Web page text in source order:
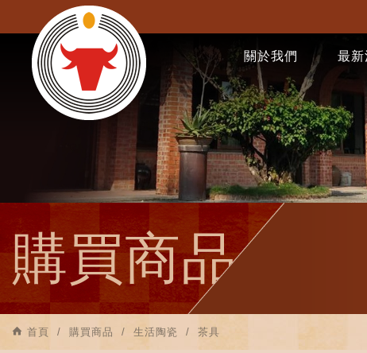
關於我們 最新
購買商品
首頁 購買商品 生活陶瓷 茶具